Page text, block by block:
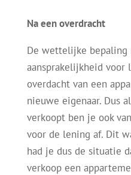
Na een overdracht
De wettelijke bepaling
aansprakelijkheid voor
overdacht van een
nieuwe eigenaar. Dus
verkoopt ben je ook
voor de lening af. Dit
had je dus de situatie
verkoop een